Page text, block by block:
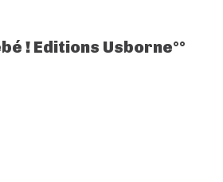
! Editions Usborne°°